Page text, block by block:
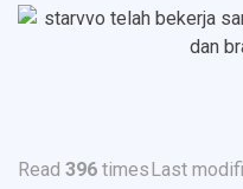
Read 396 times Last